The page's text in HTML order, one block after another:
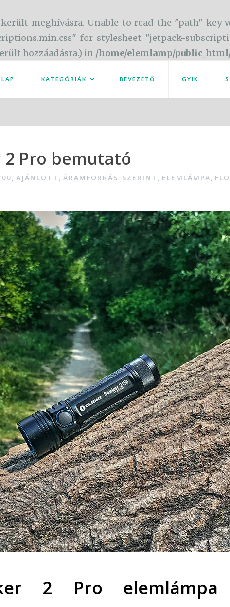
került meghívásra. Unable to read the "path" key
for stylesheet "jetpack-
hozzáadásra.) in /home/elemlamp/
KATEGÓRIÁK BEVEZETŐ GYIK
Pro bemutató
, AJÁNLOTT, ÁRAMFORRÁS SZERINT, ELEMLÁMPA,
2 Pro elemlámpa